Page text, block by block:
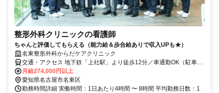
整形外科クリニックの看護師
ちゃんと評価してもらえる（能力給＆歩合給ありで収入UPも★）
名東整形外科からだケアクリニック
交通・アクセス 地下鉄「上社駅」より徒歩12分／車通勤OK（駐車場
完備）
月給274,000円以上
愛知県名古屋市名東区
勤務時間詳細 実働時間：1日あたり4時間 〜 8時間 平均勤務日数：1